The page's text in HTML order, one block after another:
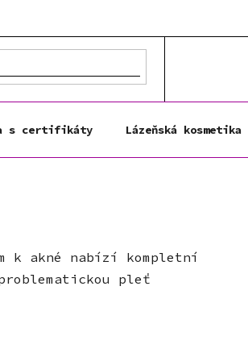
s certifikáty Lázeňská kosmetika
k akné nabízí kompletní
pleť